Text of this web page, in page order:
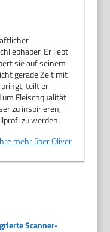
Er liebt
sie auf seinem
gerade Zeit mit
teilt er
um Fleischqualität
zu inspirieren,
zu werden.
mehr über Oliver
Scanner-